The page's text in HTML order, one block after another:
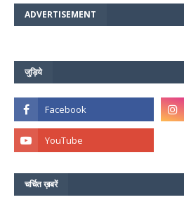
ADVERTISEMENT
जुड़िये
चर्चित ख़बरें